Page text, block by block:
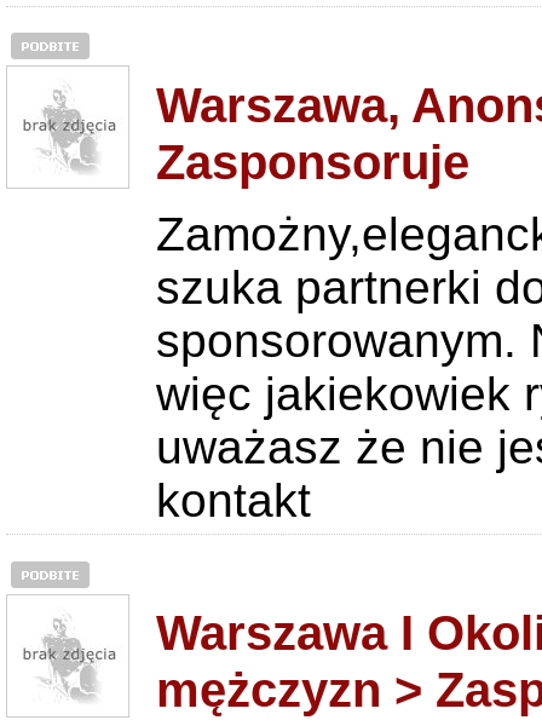
Warszawa,
Zasponsoruje
szuka partnerki
sponsorowanym.
więc jakiekowiek
uważasz że nie
kontakt
Warszawa I
mężczyzn >